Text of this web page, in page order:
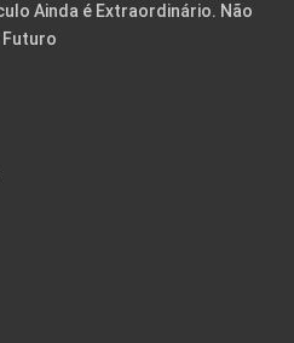
Ainda é Extraordinário. Não
Futuro